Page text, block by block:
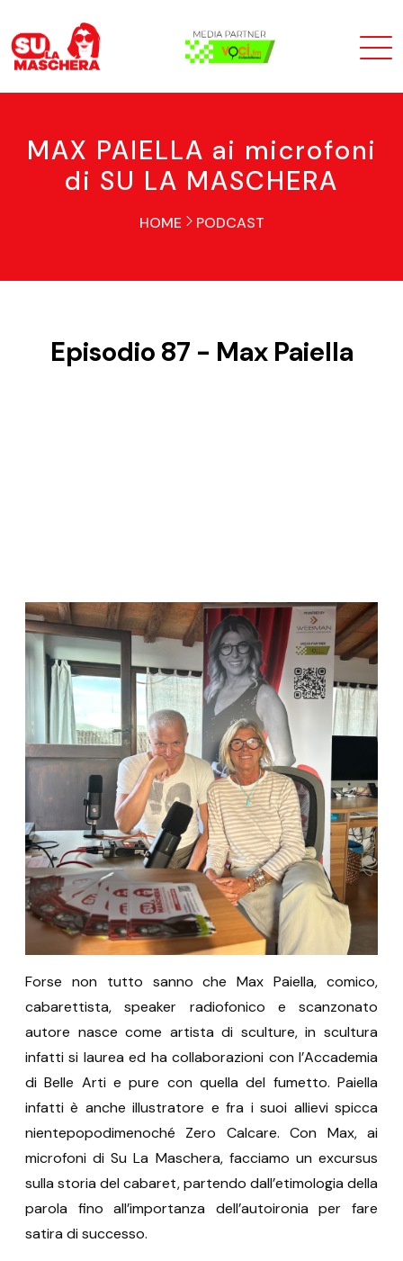
MAX PAIELLA ai microfoni
di SU LA MASCHERA
HOME PODCAST
Episodio 87 - Max Paiella
Forse non tutto sanno che Max Paiella, comico,
cabarettista, speaker radiofonico e scanzonato
autore nasce come artista di sculture, in scultura
infatti si laurea ed ha collaborazioni con l’Accademia
di Belle Arti e pure con quella del fumetto. Paiella
infatti è anche illustratore e fra i suoi allievi spicca
nientepopodimenoché Zero Calcare. Con Max, ai
microfoni di Su La Maschera, facciamo un excursus
sulla storia del cabaret, partendo dall’etimologia della
parola fino all’importanza dell’autoironia per fare
satira di successo.